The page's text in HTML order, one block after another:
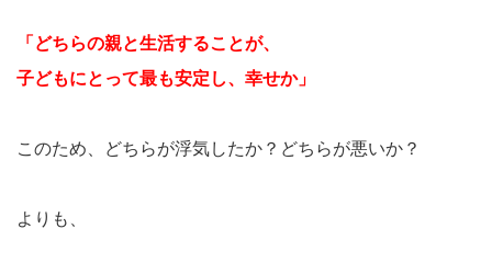
「どちらの親と生活することが、
子どもにとって最も安定し、幸せか」
このため、どちらが浮気したか？どちらが悪いか？
よりも、